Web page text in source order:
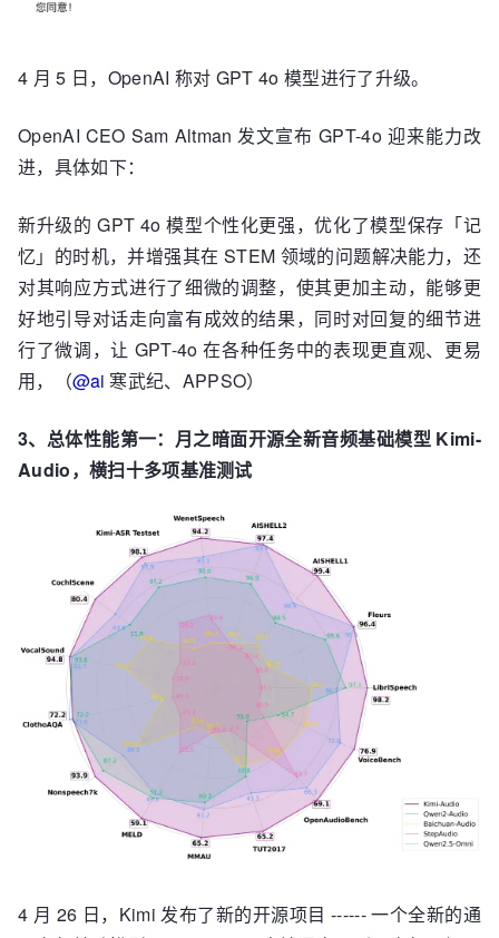
4 月 5 日，OpenAI 称对 GPT 4o 模型进行了升级。
OpenAI CEO Sam Altman 发文宣布 GPT-4o 迎来能力改
进，具体如下：
新升级的 GPT 4o 模型个性化更强，优化了模型保存「记
忆」的时机，并增强其在 STEM 领域的问题解决能力，还
对其响应方式进行了细微的调整，使其更加主动，能够更
好地引导对话走向富有成效的结果，同时对回复的细节进
行了微调，让 GPT-4o 在各种任务中的表现更直观、更易
用，（@ai 寒武纪、APPSO）
3、总体性能第一：月之暗面开源全新音频基础模型 Kimi-
Audio，横扫十多项基准测试
4 月 26 日，Kimi 发布了新的开源项目 ------ 一个全新的通